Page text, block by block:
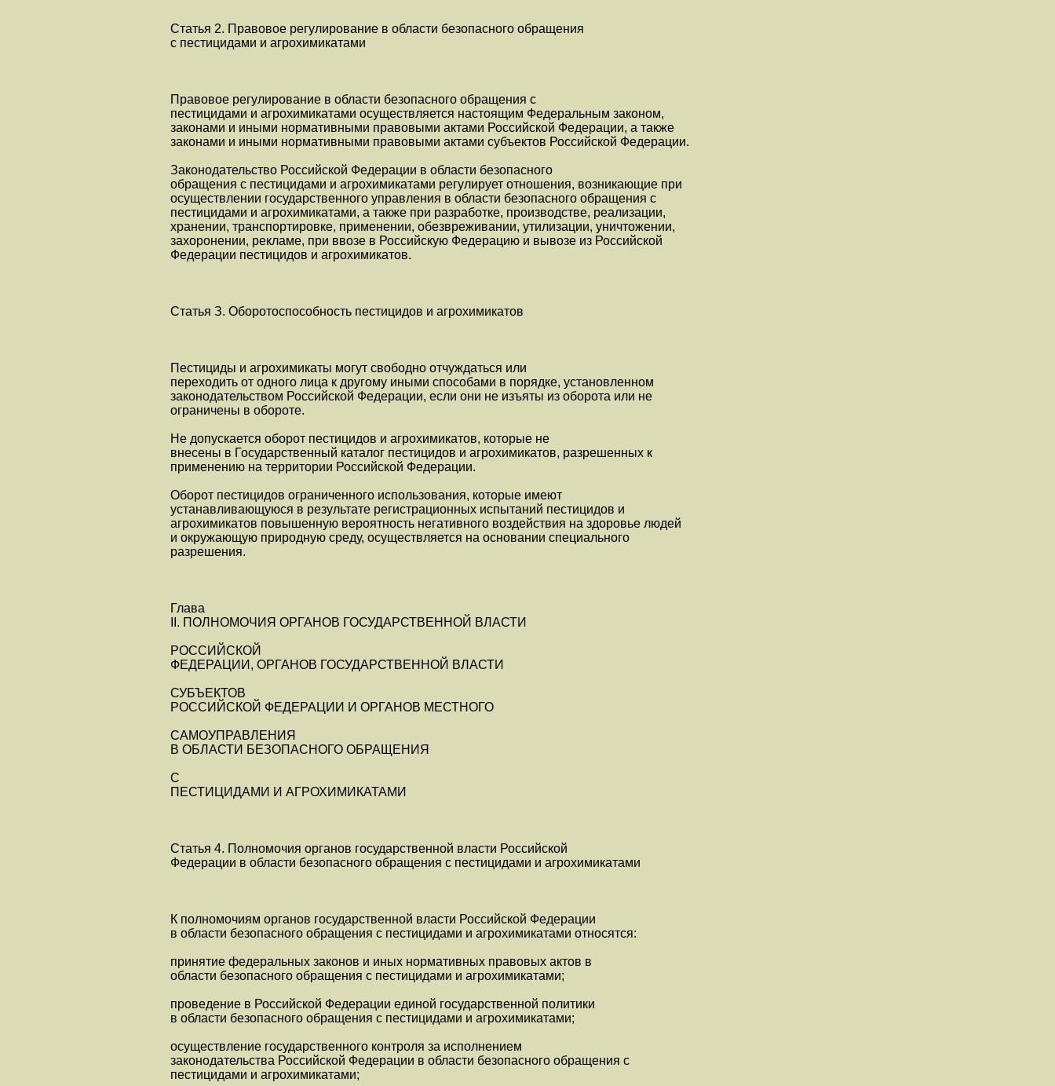
Статья 2. Правовое регулирование в области безопасного обращения
с пестицидами и агрохимикатами
Правовое регулирование в области безопасного обращения с
пестицидами и агрохимикатами осуществляется настоящим Федеральным законом,
законами и иными нормативными правовыми актами Российской Федерации, а также
законами и иными нормативными правовыми актами субъектов Российской Федерации.
Законодательство Российской Федерации в области безопасного
обращения с пестицидами и агрохимикатами регулирует отношения, возникающие при
осуществлении государственного управления в области безопасного обращения с
пестицидами и агрохимикатами, а также при разработке, производстве, реализации,
хранении, транспортировке, применении, обезвреживании, утилизации, уничтожении,
захоронении, рекламе, при ввозе в Российскую Федерацию и вывозе из Российской
Федерации пестицидов и агрохимикатов.
Статья З. Оборотоспособность пестицидов и агрохимикатов
Пестициды и агрохимикаты могут свободно отчуждаться или
переходить от одного лица к другому иными способами в порядке, установленном
законодательством Российской Федерации, если они не изъяты из оборота или не
ограничены в обороте.
Не допускается оборот пестицидов и агрохимикатов, которые не
внесены в Государственный каталог пестицидов и агрохимикатов, разрешенных к
применению на территории Российской Федерации.
Оборот пестицидов ограниченного использования, которые имеют
устанавливающуюся в результате регистрационных испытаний пестицидов и
агрохимикатов повышенную вероятность негативного воздействия на здоровье людей
и окружающую природную среду, осуществляется на основании специального
разрешения.
Глава
II. ПОЛНОМОЧИЯ ОРГАНОВ ГОСУДАРСТВЕННОЙ ВЛАСТИ
РОССИЙСКОЙ
ФЕДЕРАЦИИ, ОРГАНОВ ГОСУДАРСТВЕННОЙ ВЛАСТИ
СУБЪЕКТОВ
РОССИЙСКОЙ ФЕДЕРАЦИИ И ОРГАНОВ МЕСТНОГО
САМОУПРАВЛЕНИЯ
В ОБЛАСТИ БЕЗОПАСНОГО ОБРАЩЕНИЯ
С
ПЕСТИЦИДАМИ И АГРОХИМИКАТАМИ
Статья 4. Полномочия органов государственной власти Российской
Федерации в области безопасного обращения с пестицидами и агрохимикатами
К полномочиям органов государственной власти Российской Федерации
в области безопасного обращения с пестицидами и агрохимикатами относятся:
принятие федеральных законов и иных нормативных правовых актов в
области безопасного обращения с пестицидами и агрохимикатами;
проведение в Российской Федерации единой государственной политики
в области безопасного обращения с пестицидами и агрохимикатами;
осуществление государственного контроля за исполнением
законодательства Российской Федерации в области безопасного обращения с
пестицидами и агрохимикатами;